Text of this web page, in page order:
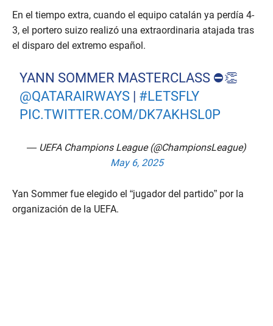
En el tiempo extra, cuando el equipo catalán ya perdía 4-
3, el portero suizo realizó una extraordinaria atajada tras
el disparo del extremo español.
YANN SOMMER MASTERCLASS ⛔👏
@QATARAIRWAYS | #LETSFLY
PIC.TWITTER.COM/DK7AKHSL0P
— UEFA Champions League (@ChampionsLeague)
May 6, 2025
Yan Sommer fue elegido el “jugador del partido” por la
organización de la UEFA.